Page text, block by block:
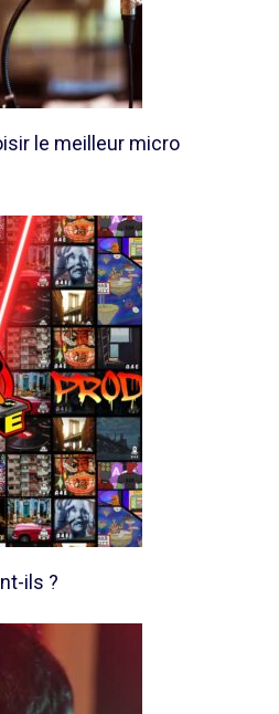
le meilleur micro
ils ?